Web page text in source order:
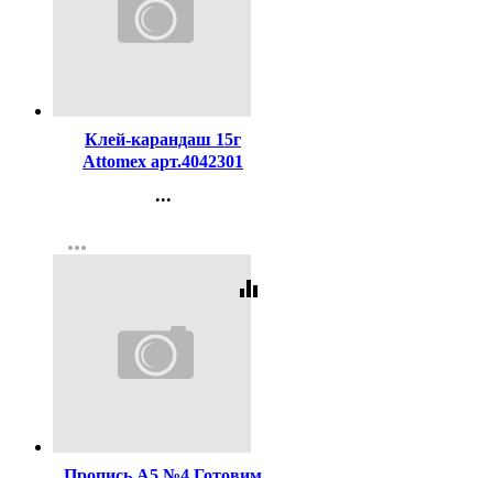
Клей-карандаш 15г
Attomex арт.4042301
...
Регистрация
more_horiz
equalizer